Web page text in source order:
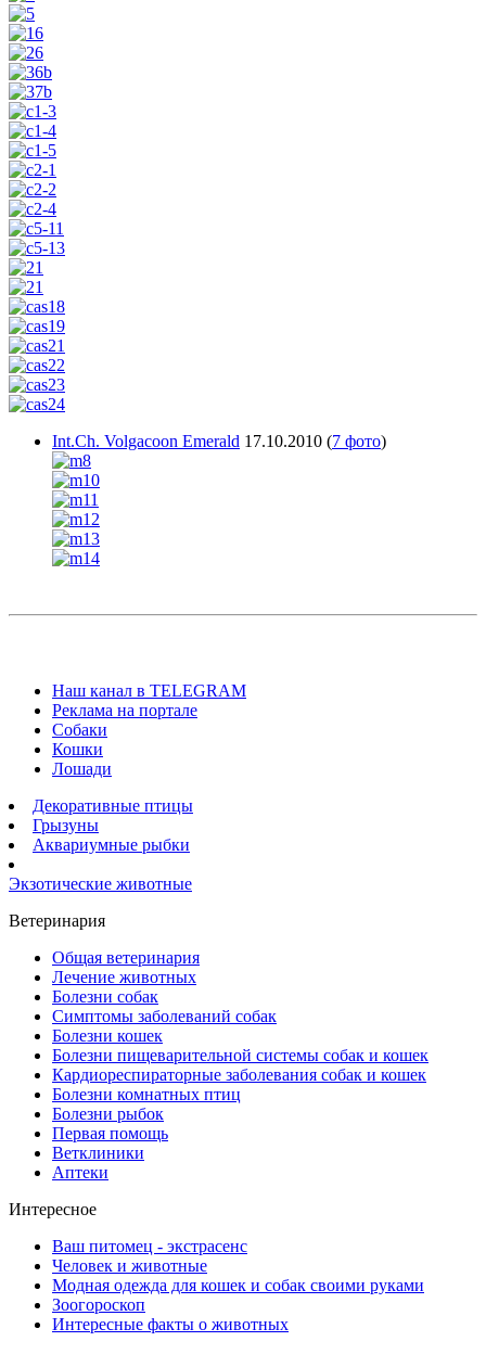
Int.Ch. Volgacoon Emerald 17.10.2010 (7 фото)
Наш канал в TELEGRAM
Реклама на портале
Собаки
Кошки
Лошади
Декоративные птицы
Грызуны
Аквариумные рыбки
Экзотические животные
Ветеринария
Общая ветеринария
Лечение животных
Болезни собак
Симптомы заболеваний собак
Болезни кошек
Болезни пищеварительной системы собак и кошек
Кардиореспираторные заболевания собак и кошек
Болезни комнатных птиц
Болезни рыбок
Первая помощь
Ветклиники
Аптеки
Интересное
Ваш питомец - экстрасенс
Человек и животные
Модная одежда для кошек и собак своими руками
Зоогороскоп
Интересные факты о животных